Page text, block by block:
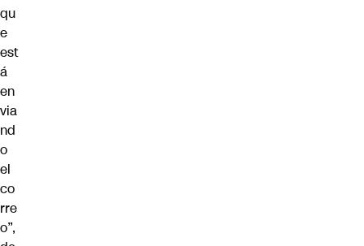
qu
e
est
á
en
via
nd
o
el
co
rre
o”,